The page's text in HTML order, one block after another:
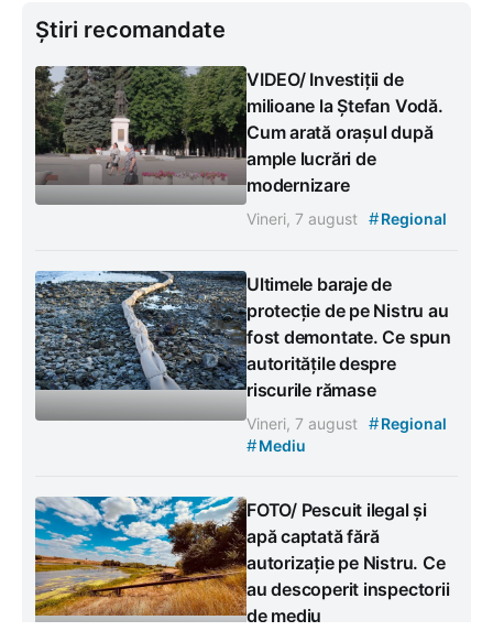
Știri recomandate
VIDEO/ Investiții de
milioane la Ștefan Vodă.
Cum arată orașul după
ample lucrări de
modernizare
Vineri, 7 august #Regional
Ultimele baraje de
protecție de pe Nistru au
fost demontate. Ce spun
autoritățile despre
riscurile rămase
Vineri, 7 august #Regional
#Mediu
FOTO/ Pescuit ilegal și
apă captată fără
autorizație pe Nistru. Ce
au descoperit inspectorii
de mediu